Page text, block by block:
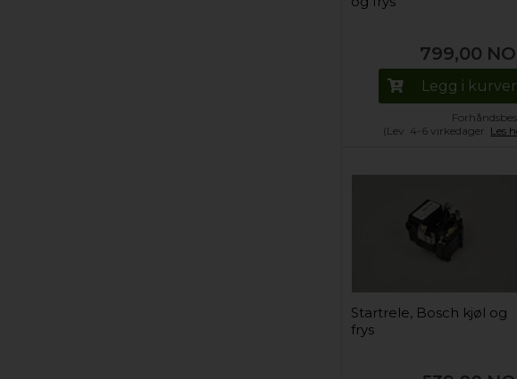
799,00
Legg i
(Lev. 4-6 virkedager. Les
Startrele, Bosch kjøl og
frys